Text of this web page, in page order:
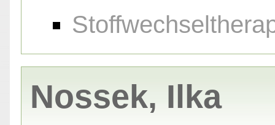
Nossek, Ilka